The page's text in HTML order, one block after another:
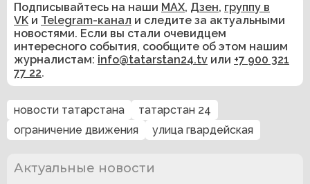
Подписывайтесь на наши MAX, Дзен, группу в
VK и Telegram-канал и следите за актуальными
новостями. Если вы стали очевидцем
интересного события, сообщите об этом нашим
журналистам: info@tatarstan24.tv или +7 900 321
77 22.
новости татарстана
татарстан 24
ограничение движения
улица гвардейская
Актуальные новости